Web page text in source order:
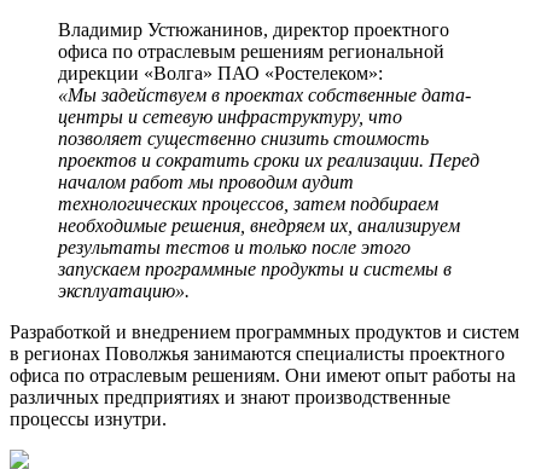
Владимир Устюжанинов, директор проектного
офиса по отраслевым решениям региональной
дирекции «Волга» ПАО «Ростелеком»:
«Мы задействуем в проектах собственные дата-
центры и сетевую инфраструктуру, что
позволяет существенно снизить стоимость
проектов и сократить сроки их реализации. Перед
началом работ мы проводим аудит
технологических процессов, затем подбираем
необходимые решения, внедряем их, анализируем
результаты тестов и только после этого
запускаем программные продукты и системы в
эксплуатацию».
Разработкой и внедрением программных продуктов и систем
в регионах Поволжья занимаются специалисты проектного
офиса по отраслевым решениям. Они имеют опыт работы на
различных предприятиях и знают производственные
процессы изнутри.